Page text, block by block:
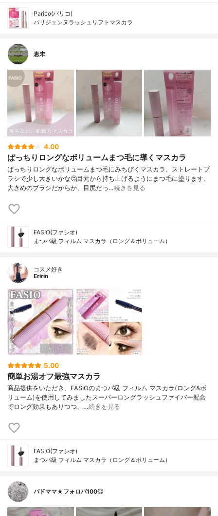
Parico(パリコ)
パリジェンヌラッシュリフトマスカラ
恵未
4.00
ぱっちりロングなボリュームまつ毛に導くマスカラ
ぱっちりロングなボリュームまつ毛にみちびくマスカラ。ストレートブ
ラシで少し大きいかな🤔目元から持ち上げるようにまつ毛に塗ります。
大きめのブラシだからか、目尻だっ…続きを見る
FASIO(ファシオ)
まつパ級 フィルム マスカラ（ロング＆ボリューム）
コスメ好き
Eririn
5.00
簡単お湯オフ最強マスカラ
商品提供をいただき、FASIOのまつパ級 フィルム マスカラ(ロング&ボ
リューム)を使用してみましたスーパーロングラッシュファイバー配合
でロング効果もありつつ、…続きを見る
FASIO(ファシオ)
まつパ級 フィルム マスカラ（ロング＆ボリューム）
バドママ★フォロバ100◎